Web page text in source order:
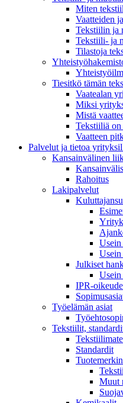
Miten
Vaatteiden
Tekstiilin ja
Tekstiili- ja
Tilastoja
Tiesitkö tämän
Vaatealan
Miksi
Mistä
Tekstiiliä
Vaatteen
Palvelut ja tietoa
Kansainvälinen
Rahoitus
Lakipalvelut
Usein
Usein
Julkiset
IPR-
Työelämän asiat
Tekstiilit,
Standardit
Muut